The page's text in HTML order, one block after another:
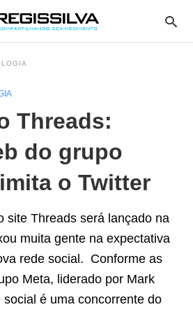
Threads:
do grupo
o Twitter
site Threads será lançado na
muita gente na expectativa
rede social. Conforme as
Meta, liderado por Mark
é uma concorrente do